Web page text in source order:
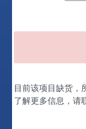
目前该项目缺货，
了解更多信息，请